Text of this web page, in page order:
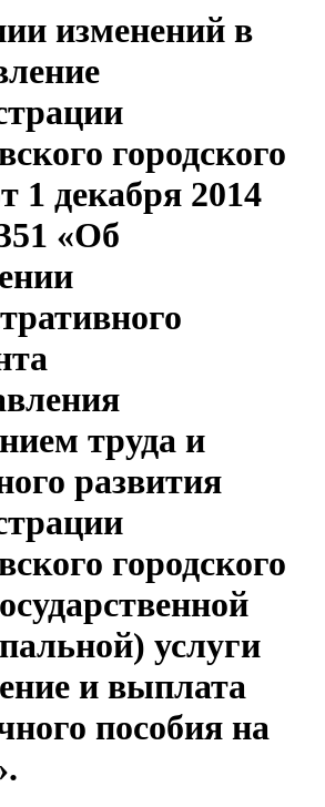
изменений в
городского
1 декабря 2014
«Об
труда и
развития
городского
услуги
и выплата
пособия на